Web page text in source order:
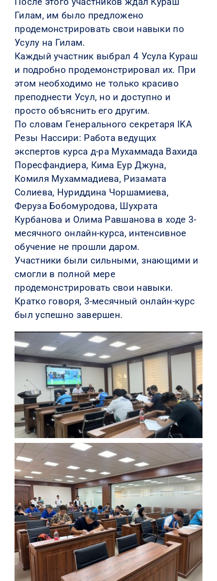
Гилам, им было предложено
продемонстрировать свои навыки по
Усулу на Гилам.
Каждый участник выбрал 4 Усула Кураш
и подробно продемонстрировал их. При
этом необходимо не только красиво
преподнести Усул, но и доступно и
просто объяснить его другим.
По словам Генерального секретаря IKA
Резы Нассири: Работа ведущих
экспертов курса д-ра Мухаммада Вахида
Поресфандиера, Кима Еур Джуна,
Комиля Мухаммадиева, Ризамата
Солиева, Нуриддина Чоршамиева,
Феруза Бобомуродова, Шухрата
Курбанова и Олима Равшанова в ходе 3-
месячного онлайн-курса, интенсивное
обучение не прошли даром.
Участники были сильными, знающими и
смогли в полной мере
продемонстрировать свои навыки.
Кратко говоря, 3-месячный онлайн-курс
был успешно завершен.